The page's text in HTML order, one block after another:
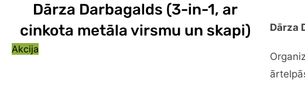
Dārza Darbagalds (3-in-1, ar
cinkota metāla virsmu un skapi)
Akcija
Dārza